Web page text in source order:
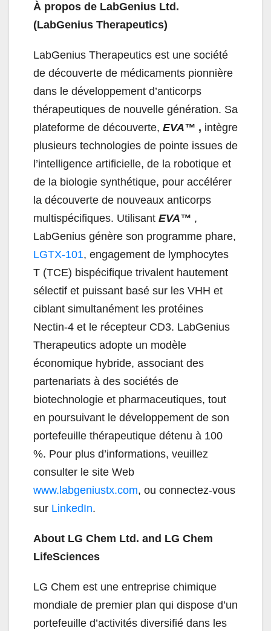
À propos de LabGenius Ltd.
(LabGenius Therapeutics)
LabGenius Therapeutics est une société
de découverte de médicaments pionnière
dans le développement d’anticorps
thérapeutiques de nouvelle génération. Sa
plateforme de découverte, EVA™ , intègre
plusieurs technologies de pointe issues de
l’intelligence artificielle, de la robotique et
de la biologie synthétique, pour accélérer
la découverte de nouveaux anticorps
multispécifiques. Utilisant EVA™ ,
LabGenius génère son programme phare,
LGTX-101, engagement de lymphocytes
T (TCE) bispécifique trivalent hautement
sélectif et puissant basé sur les VHH et
ciblant simultanément les protéines
Nectin-4 et le récepteur CD3. LabGenius
Therapeutics adopte un modèle
économique hybride, associant des
partenariats à des sociétés de
biotechnologie et pharmaceutiques, tout
en poursuivant le développement de son
portefeuille thérapeutique détenu à 100
%. Pour plus d’informations, veuillez
consulter le site Web
www.labgeniustx.com, ou connectez-vous
sur LinkedIn.
About LG Chem Ltd. and LG Chem
LifeSciences
LG Chem est une entreprise chimique
mondiale de premier plan qui dispose d’un
portefeuille d’activités diversifié dans les